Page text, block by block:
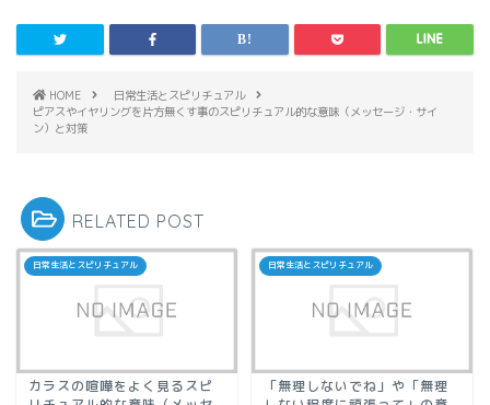
HOME
日常生活とスピリチュアル
ピアスやイヤリングを片方無くす事のスピリチュアル的な意味（メッセージ・サイ
ン）と対策
RELATED POST
日常生活とスピリチュアル
カラスの喧嘩をよく見るスピ
日常生活とスピリチュアル
「無理しないでね」や「無理